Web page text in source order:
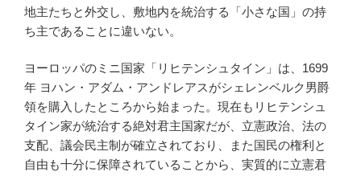
地主たちと外交し、敷地内を統治する「小さな国」の持
ち主であることに違いない。
ヨーロッパのミニ国家「リヒテンシュタイン」は、1699
年 ヨハン・アダム・アンドレアスがシェレンベルク男爵
領を購入したところから始まった。現在もリヒテンシュ
タイン家が統治する絶対君主国家だが、立憲政治、法の
支配、議会民主制が確立されており、また国民の権利と
自由も十分に保障されていることから、実質的に立憲君